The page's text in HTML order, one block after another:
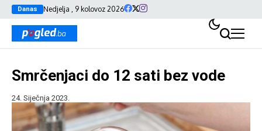
Danas Nedjelja , 9 kolovoz 2026
Smrčenjaci do 12 sati bez vode
24. Siječnja 2023.